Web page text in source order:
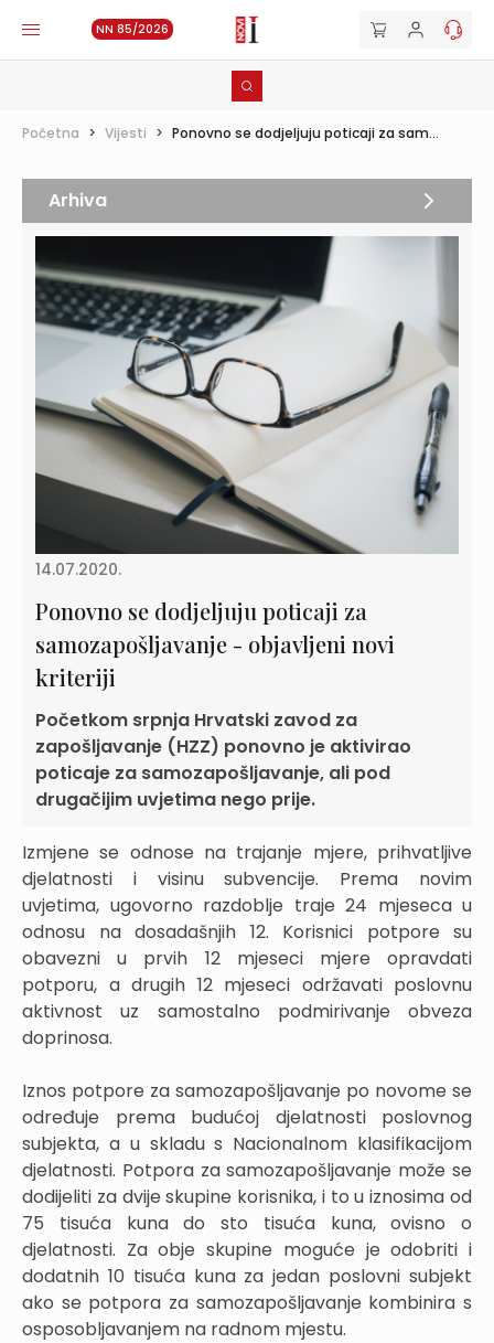
NN 85/2026
Početna > Vijesti > Ponovno se dodjeljuju poticaji za sam...
14.07.2020.
Ponovno se dodjeljuju poticaji za
samozapošljavanje - objavljeni novi
kriteriji
Početkom srpnja Hrvatski zavod za
zapošljavanje (HZZ) ponovno je aktivirao
poticaje za samozapošljavanje, ali pod
drugačijim uvjetima nego prije.
Izmjene se odnose na trajanje mjere, prihvatljive
djelatnosti i visinu subvencije. Prema novim
uvjetima, ugovorno razdoblje traje 24 mjeseca u
odnosu na dosadašnjih 12. Korisnici potpore su
obavezni u prvih 12 mjeseci mjere opravdati
potporu, a drugih 12 mjeseci održavati poslovnu
aktivnost uz samostalno podmirivanje obveza
doprinosa.
Iznos potpore za samozapošljavanje po novome se
određuje prema budućoj djelatnosti poslovnog
subjekta, a u skladu s Nacionalnom klasifikacijom
djelatnosti. Potpora za samozapošljavanje može se
dodijeliti za dvije skupine korisnika, i to u iznosima od
75 tisuća kuna do sto tisuća kuna, ovisno o
djelatnosti. Za obje skupine moguće je odobriti i
dodatnih 10 tisuća kuna za jedan poslovni subjekt
ako se potpora za samozapošljavanje kombinira s
osposobljavanjem na radnom mjestu.
Arhiva